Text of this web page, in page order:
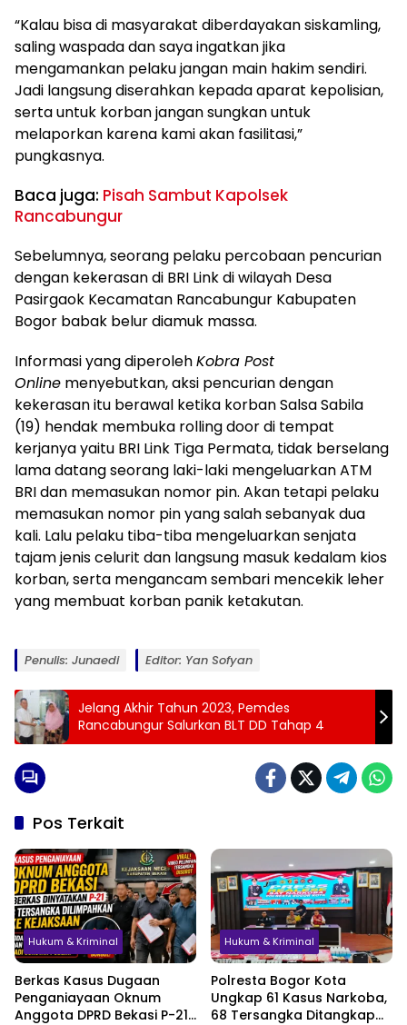
“Kalau bisa di masyarakat diberdayakan siskamling,
saling waspada dan saya ingatkan jika
mengamankan pelaku jangan main hakim sendiri.
Jadi langsung diserahkan kepada aparat kepolisian,
serta untuk korban jangan sungkan untuk
melaporkan karena kami akan fasilitasi,”
pungkasnya.
Baca juga: Pisah Sambut Kapolsek
Rancabungur
Sebelumnya, seorang pelaku percobaan pencurian
dengan kekerasan di BRI Link di wilayah Desa
Pasirgaok Kecamatan Rancabungur Kabupaten
Bogor babak belur diamuk massa.
Informasi yang diperolehKobra Post
Online menyebutkan, aksi pencurian dengan
kekerasan itu berawal ketika korban Salsa Sabila
(19) hendak membuka rolling door di tempat
kerjanya yaitu BRI Link Tiga Permata, tidak berselang
lama datang seorang laki-laki mengeluarkan ATM
BRI dan memasukan nomor pin. Akan tetapi pelaku
memasukan nomor pin yang salah sebanyak dua
kali. Lalu pelaku tiba-tiba mengeluarkan senjata
tajam jenis celurit dan langsung masuk kedalam kios
korban, serta mengancam sembari mencekik leher
yang membuat korban panik ketakutan.
Penulis: Junaedi Editor: Yan Sofyan
Jelang Akhir Tahun 2023, Pemdes
Rancabungur Salurkan BLT DD Tahap 4
Pos Terkait
Hukum & Kriminal
Berkas Kasus Dugaan
Penganiayaan Oknum
Anggota DPRD Bekasi P-21,
Hukum & Kriminal
Polresta Bogor Kota
Ungkap 61 Kasus Narkoba,
68 Tersangka Ditangkap